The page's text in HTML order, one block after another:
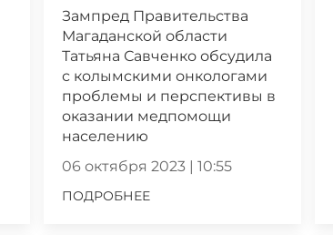
Зампред Правительства
Магаданской области
Татьяна Савченко обсудила
с колымскими онкологами
проблемы и перспективы в
оказании медпомощи
населению
06 октября 2023 | 10:55
ПОДРОБНЕЕ